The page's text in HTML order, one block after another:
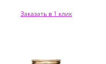
Заказать в 1 клик